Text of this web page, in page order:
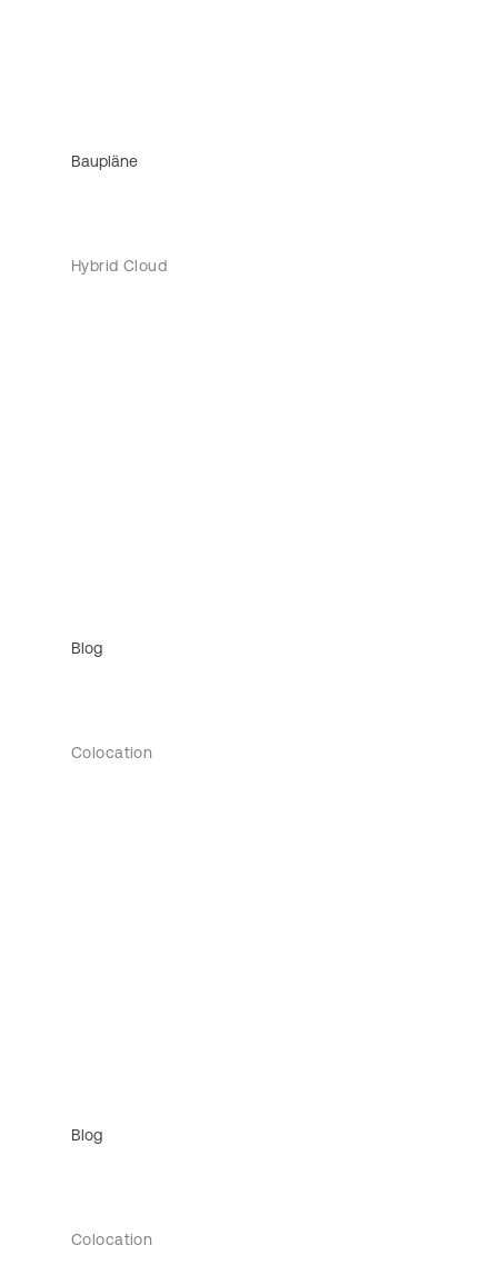
Baupläne
Hybrid Cloud
Blog
Colocation
Blog
Colocation